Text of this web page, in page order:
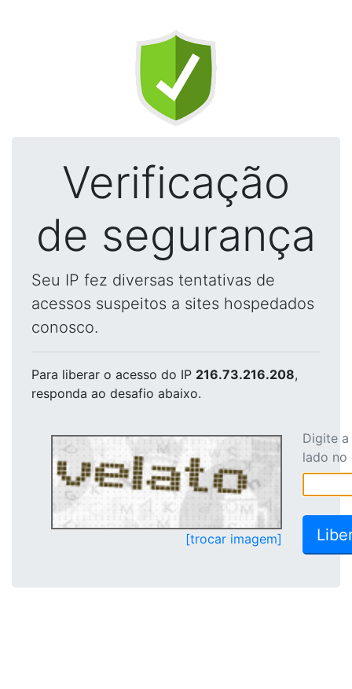
Verificação
de segurança
Seu IP fez diversas tentativas de
acessos suspeitos a sites hospedados
conosco.
Para liberar o acesso do IP 216.73.216.208,
responda ao desafio abaixo.
[trocar imagem]
Digite
lado no